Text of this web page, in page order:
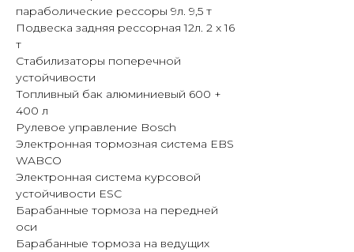
на пневмоподвеске. Зимний пакет
включает предпусковой
подогреватель, подогрев топливного
фильтра и зеркал заднего вида.
Компания «МАХИНА» предлагает
купить тягач SITRAK C7H 6×4 в
Иркутске. Специалисты предоставят
информацию о стоимости,
комплектации, наличии техники,
лизинге и порядке оформления. В
Иркутске также доступны сервисное
обслуживание и приобретение
запасных частей.
параболические рессоры 9л. 9,5 т
Подвеска задняя рессорная 12л. 2 x 16
т
Стабилизаторы поперечной
устойчивости
Топливный бак алюминиевый 600 +
400 л
Рулевое управление Bosch
Электронная тормозная система EBS
WABCO
Электронная система курсовой
устойчивости ESC
Барабанные тормоза на передней
оси
Барабанные тормоза на ведущих